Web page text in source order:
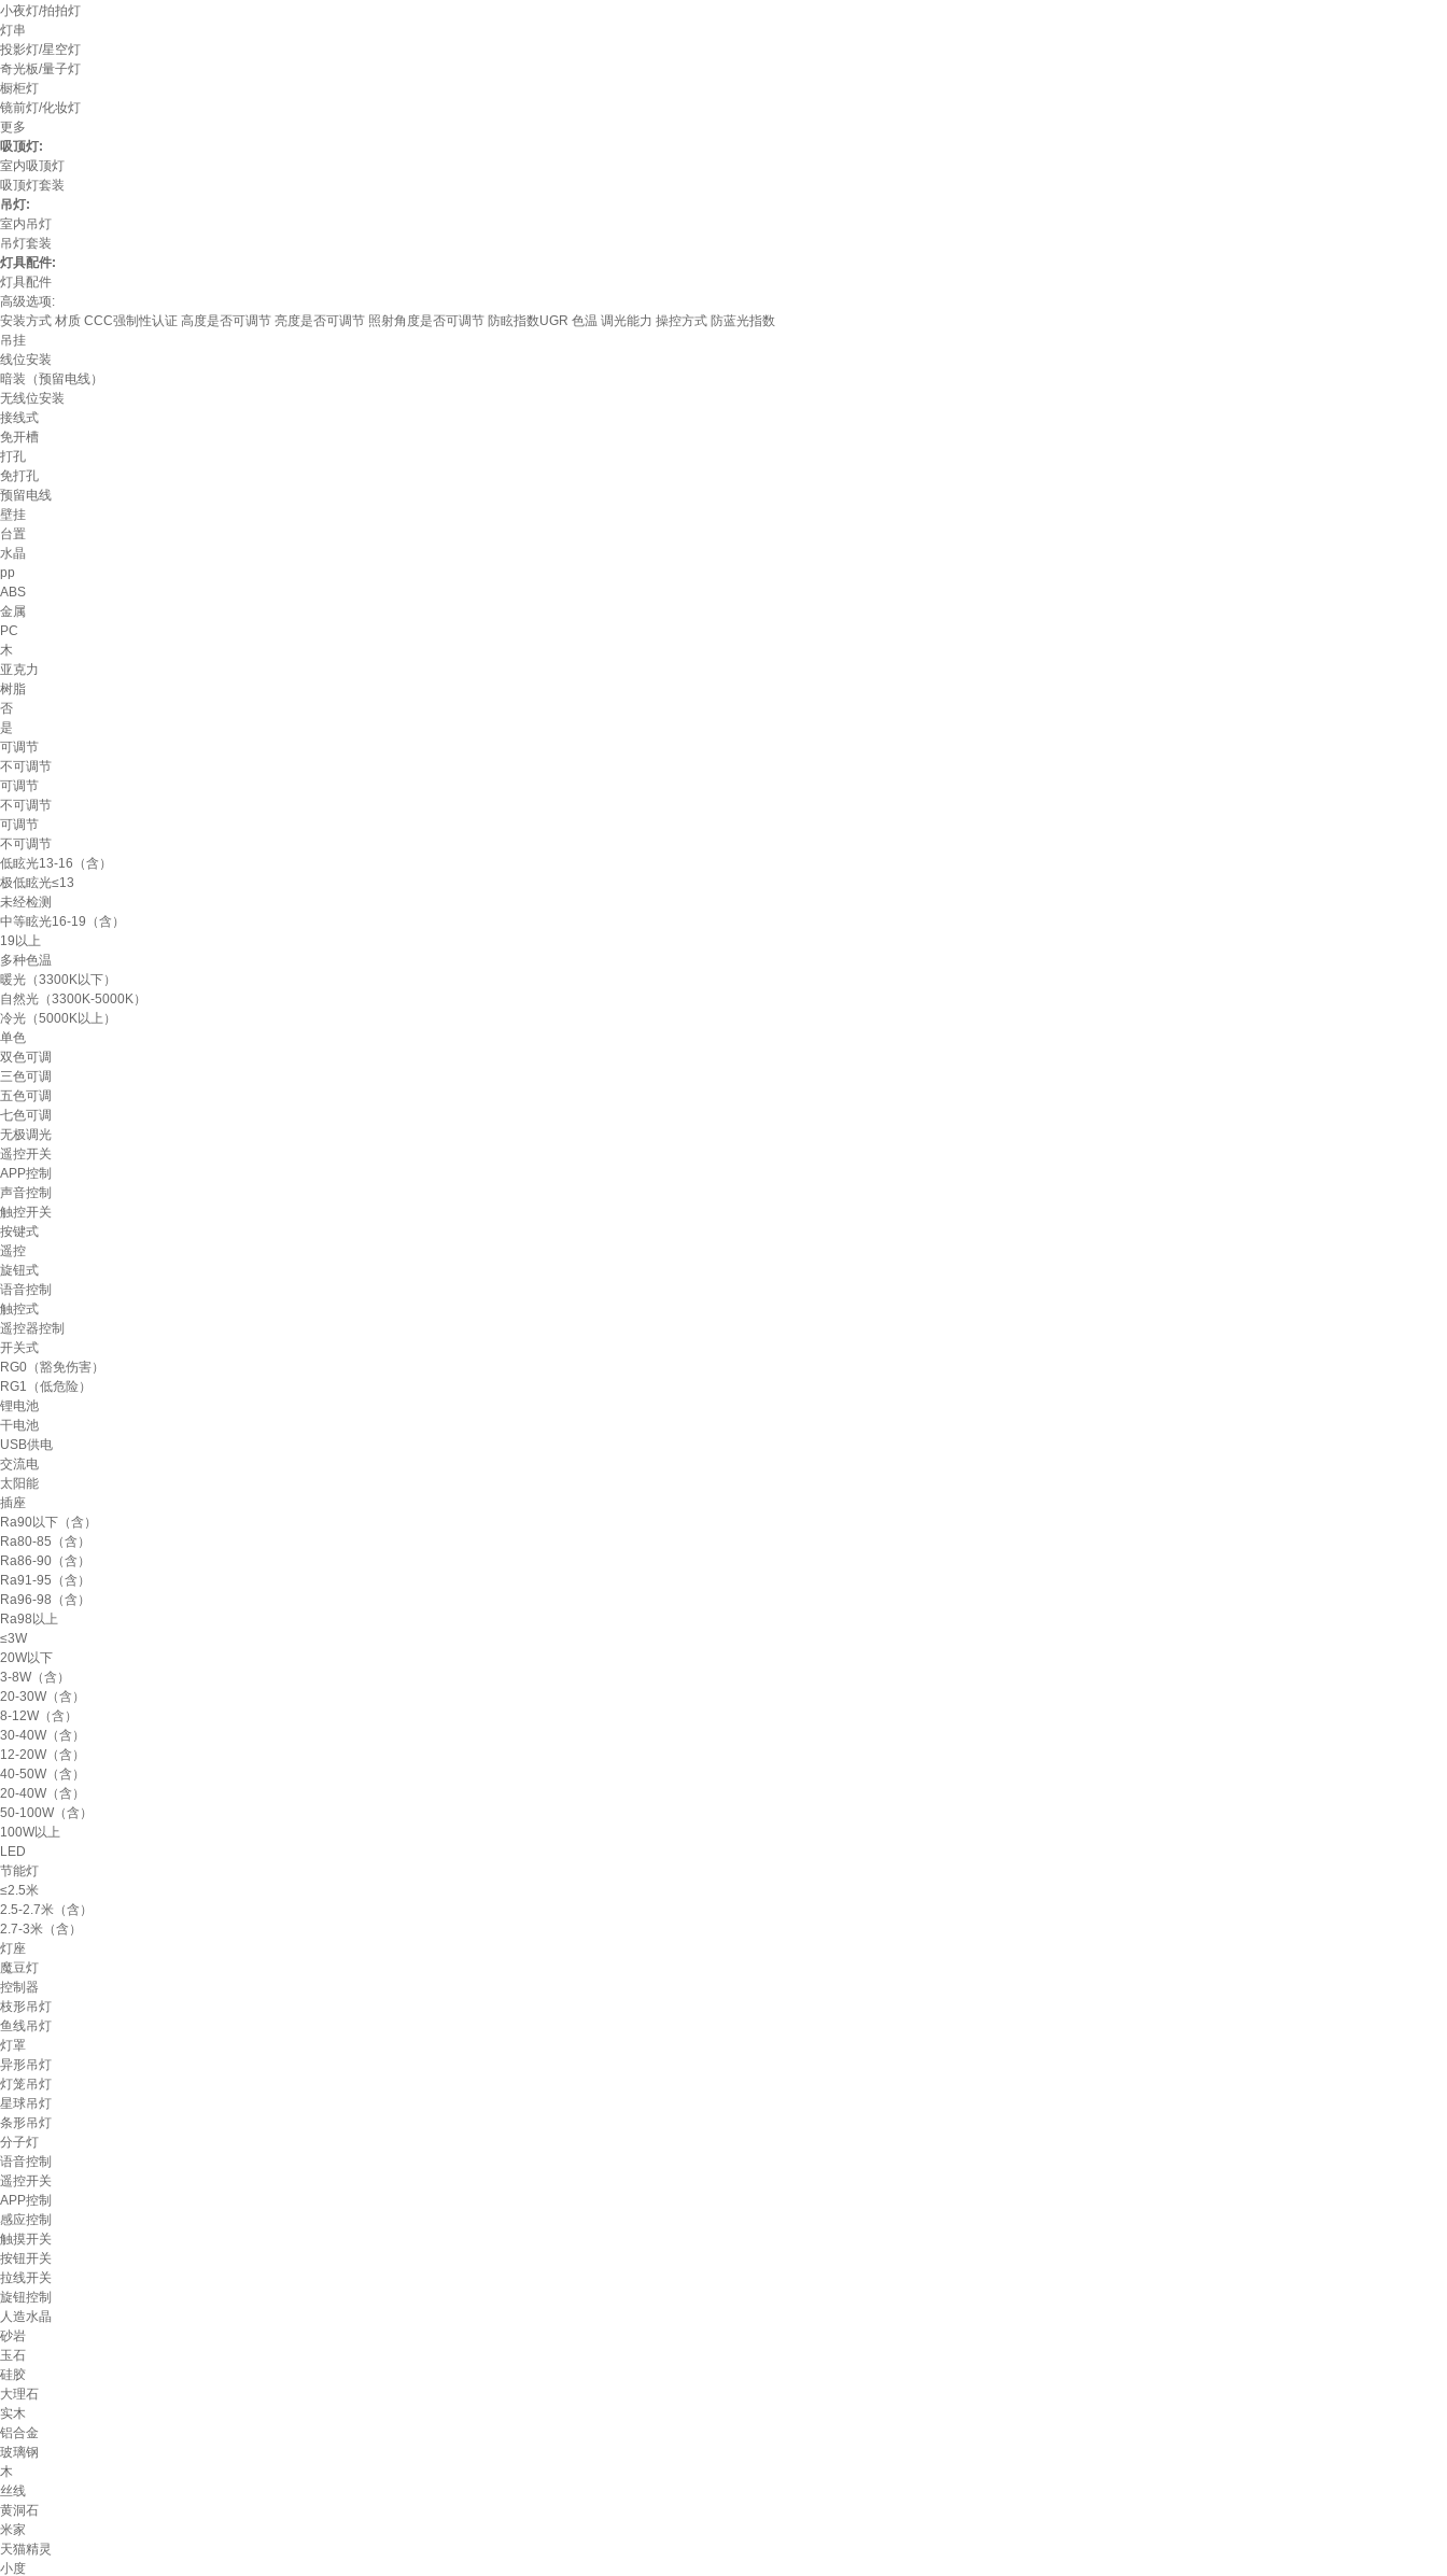
小夜灯/拍拍灯
灯串
投影灯/星空灯
奇光板/量子灯
橱柜灯
镜前灯/化妆灯
更多
吸顶灯:
室内吸顶灯
吸顶灯套装
吊灯:
室内吊灯
吊灯套装
灯具配件:
灯具配件
高级选项:
安装方式 材质 CCC强制性认证 高度是否可调节 亮度是否可调节 照射角度是否可调节 防眩指数UGR 色温 调光能力 操控方式 防蓝光指数
吊挂
线位安装
暗装（预留电线）
无线位安装
接线式
免开槽
打孔
免打孔
预留电线
壁挂
台置
水晶
pp
ABS
金属
PC
木
亚克力
树脂
否
是
可调节
不可调节
可调节
不可调节
可调节
不可调节
低眩光13-16（含）
极低眩光≤13
未经检测
中等眩光16-19（含）
19以上
多种色温
暖光（3300K以下）
自然光（3300K-5000K）
冷光（5000K以上）
单色
双色可调
三色可调
五色可调
七色可调
无极调光
遥控开关
APP控制
声音控制
触控开关
按键式
遥控
旋钮式
语音控制
触控式
遥控器控制
开关式
RG0（豁免伤害）
RG1（低危险）
锂电池
干电池
USB供电
交流电
太阳能
插座
Ra90以下（含）
Ra80-85（含）
Ra86-90（含）
Ra91-95（含）
Ra96-98（含）
Ra98以上
≤3W
20W以下
3-8W（含）
20-30W（含）
8-12W（含）
30-40W（含）
12-20W（含）
40-50W（含）
20-40W（含）
50-100W（含）
100W以上
LED
节能灯
≤2.5米
2.5-2.7米（含）
2.7-3米（含）
灯座
魔豆灯
控制器
枝形吊灯
鱼线吊灯
灯罩
异形吊灯
灯笼吊灯
星球吊灯
条形吊灯
分子灯
语音控制
遥控开关
APP控制
感应控制
触摸开关
按钮开关
拉线开关
旋钮控制
人造水晶
砂岩
玉石
硅胶
大理石
实木
铝合金
玻璃钢
木
丝线
黄洞石
米家
天猫精灵
小度